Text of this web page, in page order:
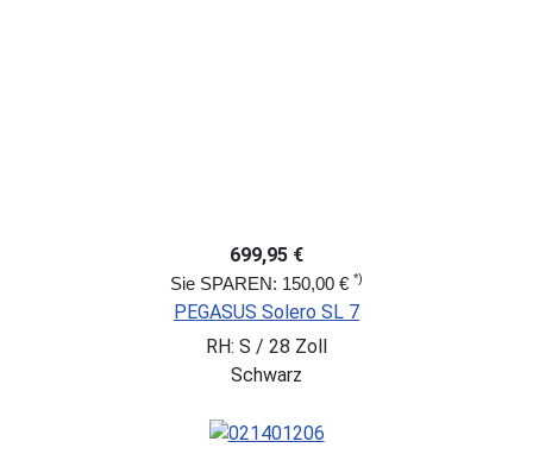
699,95 €
Sie SPAREN: 150,00 € *)
PEGASUS Solero SL 7
RH: S / 28 Zoll
Schwarz